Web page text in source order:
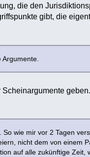
die den
gibt, die
geben.
wie mir vor 2 Tagen
nicht dem von einem
auf alle zukünftige Zeit,